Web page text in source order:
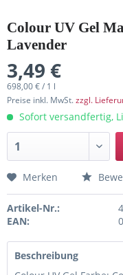
Colour UV Gel
Lavender
3,49 €
698,00 € / 1 l
Preise inkl. MwSt.zzgl.
Sofort versandfertig,
Merken
Artikel-Nr.:
EAN:
Beschreibung